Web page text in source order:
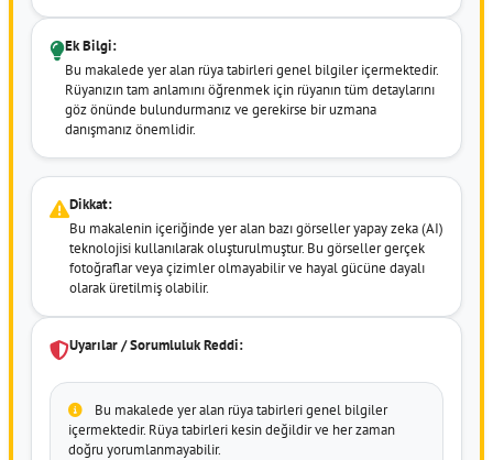
Ek Bilgi:
Bu makalede yer alan rüya tabirleri genel bilgiler içermektedir.
Rüyanızın tam anlamını öğrenmek için rüyanın tüm detaylarını
göz önünde bulundurmanız ve gerekirse bir uzmana
danışmanız önemlidir.
Dikkat:
Bu makalenin içeriğinde yer alan bazı görseller yapay zeka (AI)
teknolojisi kullanılarak oluşturulmuştur. Bu görseller gerçek
fotoğraflar veya çizimler olmayabilir ve hayal gücüne dayalı
olarak üretilmiş olabilir.
Uyarılar / Sorumluluk Reddi:
Bu makalede yer alan rüya tabirleri genel bilgiler
içermektedir. Rüya tabirleri kesin değildir ve her zaman
doğru yorumlanmayabilir.